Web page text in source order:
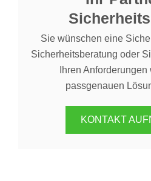
Sie wünschen eine
Sicherheitsberatung oder
Ihren
passgenauen
KONTAKT